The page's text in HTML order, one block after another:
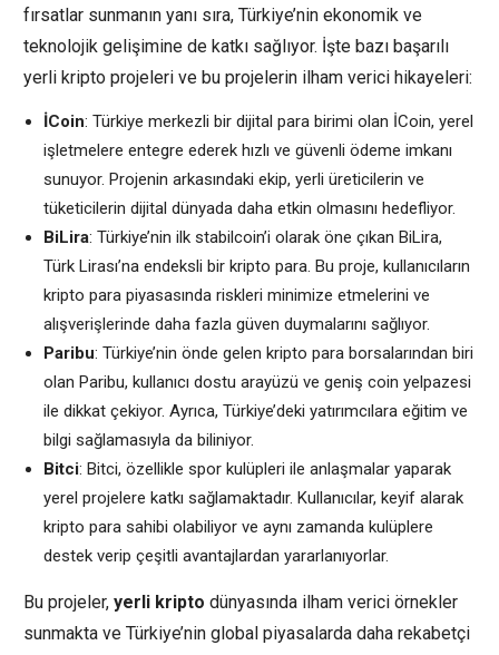
fırsatlar sunmanın yanı sıra, Türkiye’nin ekonomik ve
teknolojik gelişimine de katkı sağlıyor. İşte bazı başarılı
yerli kripto projeleri ve bu projelerin ilham verici hikayeleri:
İCoin: Türkiye merkezli bir dijital para birimi olan İCoin, yerel
işletmelere entegre ederek hızlı ve güvenli ödeme imkanı
sunuyor. Projenin arkasındaki ekip, yerli üreticilerin ve
tüketicilerin dijital dünyada daha etkin olmasını hedefliyor.
BiLira: Türkiye’nin ilk stabilcoin’i olarak öne çıkan BiLira,
Türk Lirası’na endeksli bir kripto para. Bu proje, kullanıcıların
kripto para piyasasında riskleri minimize etmelerini ve
alışverişlerinde daha fazla güven duymalarını sağlıyor.
Paribu: Türkiye’nin önde gelen kripto para borsalarından biri
olan Paribu, kullanıcı dostu arayüzü ve geniş coin yelpazesi
ile dikkat çekiyor. Ayrıca, Türkiye’deki yatırımcılara eğitim ve
bilgi sağlamasıyla da biliniyor.
Bitci: Bitci, özellikle spor kulüpleri ile anlaşmalar yaparak
yerel projelere katkı sağlamaktadır. Kullanıcılar, keyif alarak
kripto para sahibi olabiliyor ve aynı zamanda kulüplere
destek verip çeşitli avantajlardan yararlanıyorlar.
Bu projeler, yerli kripto dünyasında ilham verici örnekler
sunmakta ve Türkiye’nin global piyasalarda daha rekabetçi